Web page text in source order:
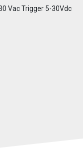
Vac Trigger 5-30Vdc